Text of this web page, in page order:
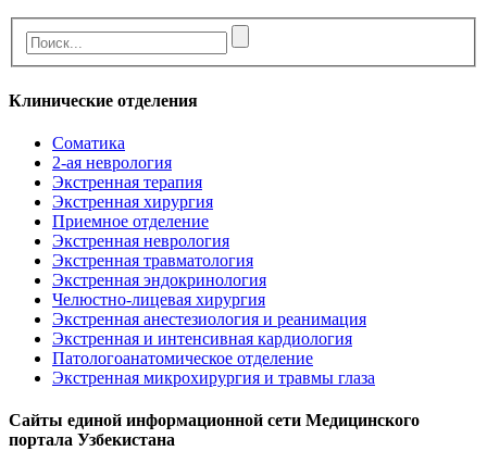
Клинические отделения
Cоматика
2-ая неврология
Экстренная терапия
Экстренная хирургия
Приемное отделение
Экстренная неврология
Экстренная травматология
Экстренная эндокринология
Челюстно-лицевая хирургия
Экстренная анестезиология и реанимация
Экстренная и интенсивная кардиология
Патологоанатомическое отделение
Экстренная микрохирургия и травмы глаза
Сайты единой информационной сети Медицинского
портала Узбекистана